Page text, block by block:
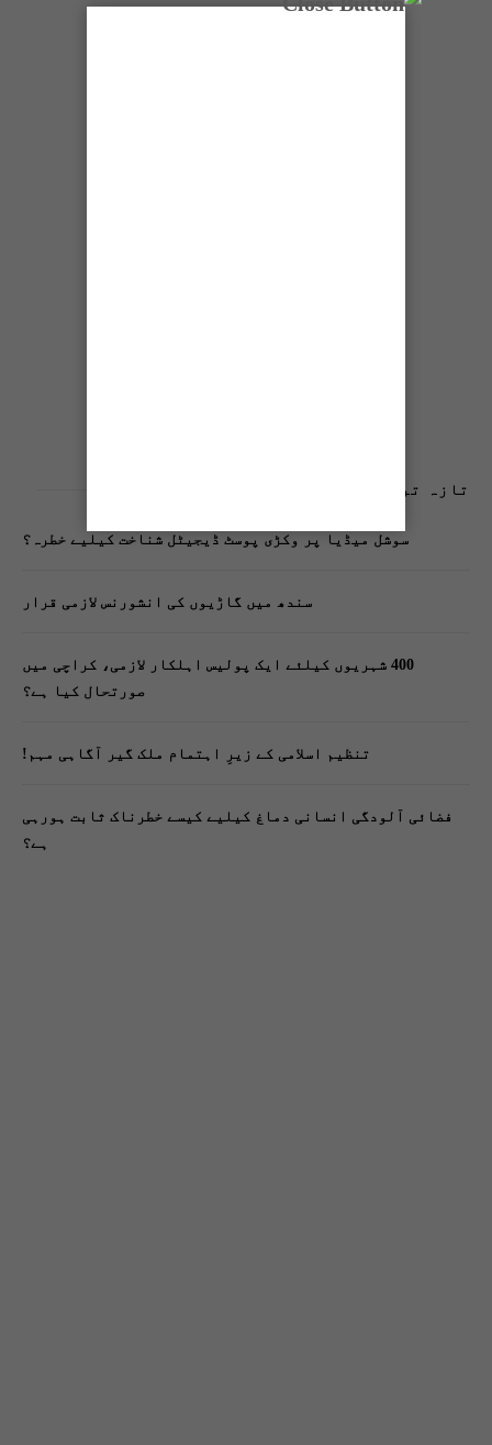
تازہ ترین پوسٹس
سوشل میڈیا پر وکڑی پوسٹ ڈیجیٹل شناخت کیلیے خطرہ؟
سندھ میں گاڑیوں کی انشورنس لازمی قرار
400 شہریوں کیلئے ایک پولیس اہلکار لازمی، کراچی میں
صورتحال کیا ہے؟
تنظیم اسلامی کے زیرِ اہتمام ملک گیر آگاہی مہم!
فضائی آلودگی انسانی دماغ کیلیے کیسے خطرناک ثابت ہورہی
ہے؟